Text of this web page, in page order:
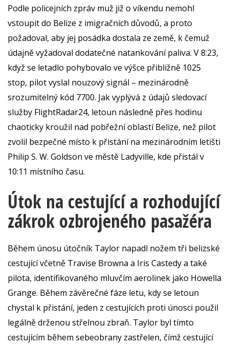
Podle policejních zpráv muž již o víkendu nemohl
vstoupit do Belize z imigračních důvodů, a proto
požadoval, aby jej posádka dostala ze země, k čemuž
údajně vyžadoval dodatečné natankování paliva. V 8:23,
když se letadlo pohybovalo ve výšce přibližně 1025
stop, pilot vyslal nouzový signál – mezinárodně
srozumitelný kód 7700. Jak vyplývá z údajů sledovací
služby FlightRadar24, letoun následně přes hodinu
chaoticky kroužil nad pobřežní oblastí Belize, než pilot
zvolil bezpečné místo k přistání na mezinárodním letišti
Philip S. W. Goldson ve městě Ladyville, kde přistál v
10:11 místního času.
Útok na cestující a rozhodující
zákrok ozbrojeného pasažéra
Během únosu útočník Taylor napadl nožem tři belizské
cestující včetně Travise Browna a Iris Castedy a také
pilota, identifikovaného mluvčím aerolinek jako Howella
Grange. Během závěrečné fáze letu, kdy se letoun
chystal k přistání, jeden z cestujících proti únosci použil
legálně drženou střelnou zbraň. Taylor byl tímto
cestujícím během sebeobrany zastřelen, čímž cestující